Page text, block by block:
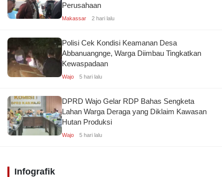
Perusahaan
Makassar 2 hari lalu
Polisi Cek Kondisi Keamanan Desa
Abbanuangnge, Warga Diimbau Tingkatkan
Kewaspadaan
Wajo 5 hari lalu
DPRD Wajo Gelar RDP Bahas Sengketa
Lahan Warga Deraga yang Diklaim Kawasan
Hutan Produksi
Wajo 5 hari lalu
Infografik